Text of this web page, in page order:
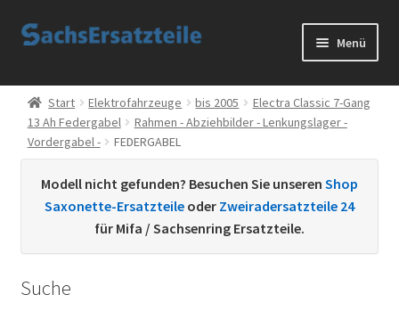
Zur
Zum
Menü
Start
AGB
Datenschutzerklärung
Start Elektrofahrzeuge bis 2005
Electra Classic 7-Gang
13 Ah Federgabel
Rahmen - Abziehbilder - Lenkungslager -
Vordergabel -
FEDERGABEL
Modell nicht gefunden? Besuchen Sie unseren Shop
Saxonette-Ersatzteile oder Zweiradersatzteile 24
für Mifa / Sachsenring Ersatzteile.
Suche